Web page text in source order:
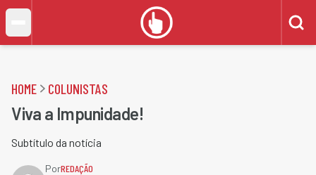
HOME COLUNISTAS
Viva a Impunidade!
Subtítulo da notícia
PorREDAÇÃO